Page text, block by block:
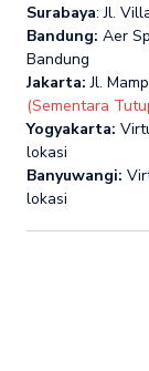
Surabaya: Jl.
Bandung: Aer
Bandung
Jakarta: Jl.
(Sementara
Yogyakarta:
lokasi
Banyuwangi:
lokasi